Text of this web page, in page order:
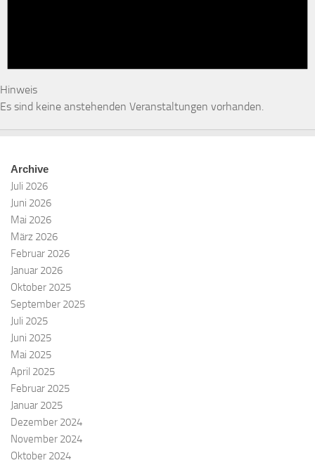
Hinweis
Es sind keine anstehenden Veranstaltungen vorhanden.
Archive
Juli 2026
Juni 2026
Mai 2026
März 2026
Februar 2026
Januar 2026
Oktober 2025
September 2025
Juli 2025
Juni 2025
Mai 2025
April 2025
Februar 2025
Januar 2025
Dezember 2024
November 2024
Oktober 2024